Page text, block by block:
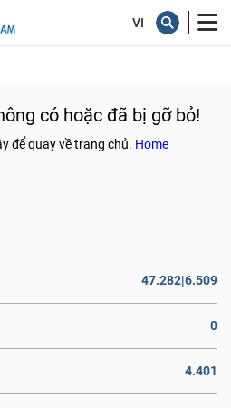
có hoặc đã bị gỡ bỏ!
để quay về trang chủ. Home
47.282|6.509
0
4.401